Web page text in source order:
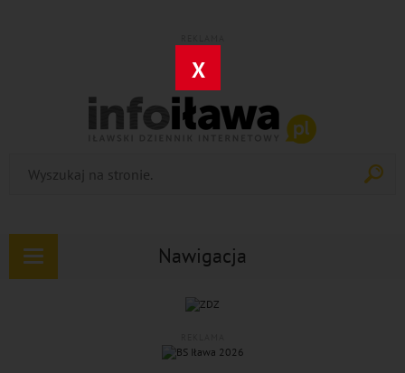
X
Nawigacja
Rozwiń